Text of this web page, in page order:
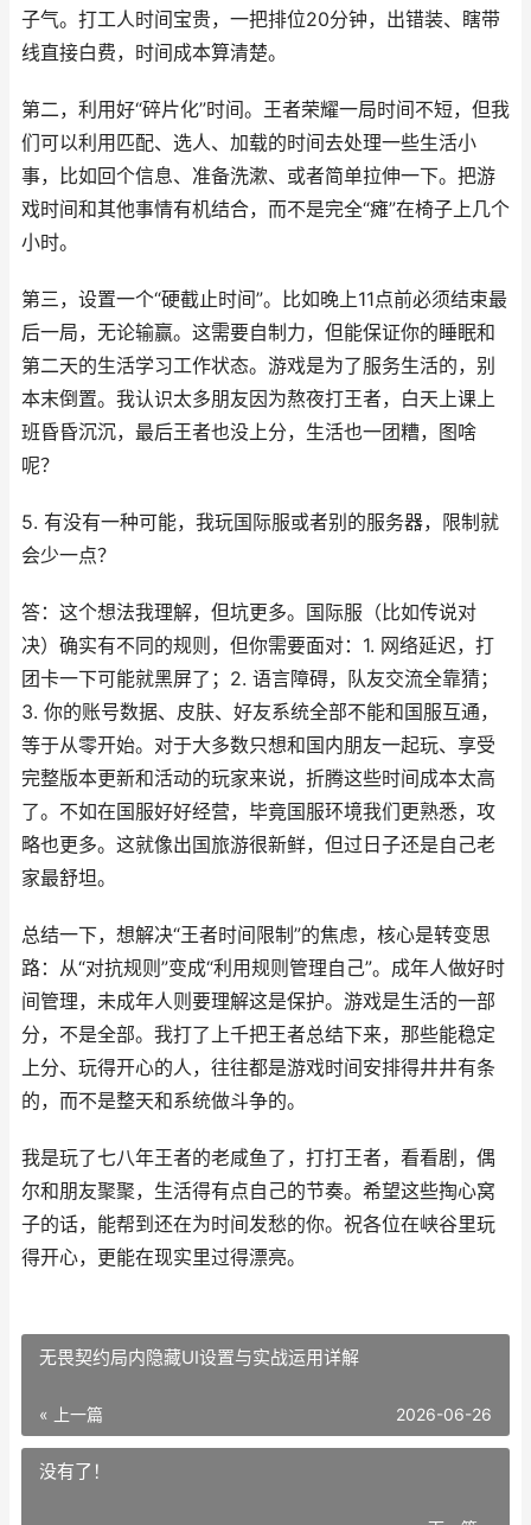
子气。打工人时间宝贵，一把排位20分钟，出错装、瞎带
线直接白费，时间成本算清楚。
第二，利用好“碎片化”时间。王者荣耀一局时间不短，但我
们可以利用匹配、选人、加载的时间去处理一些生活小
事，比如回个信息、准备洗漱、或者简单拉伸一下。把游
戏时间和其他事情有机结合，而不是完全“瘫”在椅子上几个
小时。
第三，设置一个“硬截止时间”。比如晚上11点前必须结束最
后一局，无论输赢。这需要自制力，但能保证你的睡眠和
第二天的生活学习工作状态。游戏是为了服务生活的，别
本末倒置。我认识太多朋友因为熬夜打王者，白天上课上
班昏昏沉沉，最后王者也没上分，生活也一团糟，图啥
呢？
5. 有没有一种可能，我玩国际服或者别的服务器，限制就
会少一点？
答：这个想法我理解，但坑更多。国际服（比如传说对
决）确实有不同的规则，但你需要面对：1. 网络延迟，打
团卡一下可能就黑屏了；2. 语言障碍，队友交流全靠猜；
3. 你的账号数据、皮肤、好友系统全部不能和国服互通，
等于从零开始。对于大多数只想和国内朋友一起玩、享受
完整版本更新和活动的玩家来说，折腾这些时间成本太高
了。不如在国服好好经营，毕竟国服环境我们更熟悉，攻
略也更多。这就像出国旅游很新鲜，但过日子还是自己老
家最舒坦。
总结一下，想解决“王者时间限制”的焦虑，核心是转变思
路：从“对抗规则”变成“利用规则管理自己”。成年人做好时
间管理，未成年人则要理解这是保护。游戏是生活的一部
分，不是全部。我打了上千把王者总结下来，那些能稳定
上分、玩得开心的人，往往都是游戏时间安排得井井有条
的，而不是整天和系统做斗争的。
我是玩了七八年王者的老咸鱼了，打打王者，看看剧，偶
尔和朋友聚聚，生活得有点自己的节奏。希望这些掏心窝
子的话，能帮到还在为时间发愁的你。祝各位在峡谷里玩
得开心，更能在现实里过得漂亮。
无畏契约局内隐藏UI设置与实战运用详解
« 上一篇 2026-06-26
没有了！